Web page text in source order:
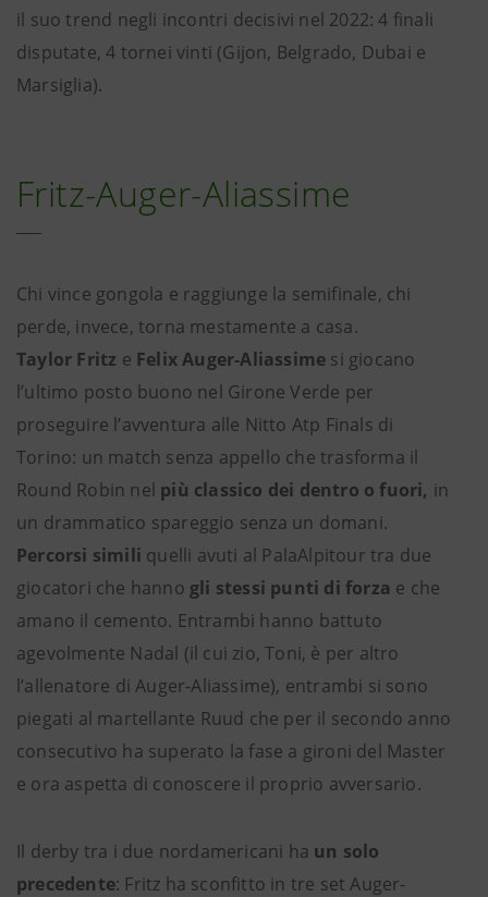
il suo trend negli incontri decisivi nel 2022: 4 finali
disputate, 4 tornei vinti (Gijon, Belgrado, Dubai e
Marsiglia).
Fritz-Auger-Aliassime
Chi vince gongola e raggiunge la semifinale, chi
perde, invece, torna mestamente a casa.
Taylor Fritz e Felix Auger-Aliassime si giocano
l’ultimo posto buono nel Girone Verde per
proseguire l’avventura alle Nitto Atp Finals di
Torino: un match senza appello che trasforma il
Round Robin nel più classico dei dentro o fuori, in
un drammatico spareggio senza un domani.
Percorsi simili quelli avuti al PalaAlpitour tra due
giocatori che hanno gli stessi punti di forza e che
amano il cemento. Entrambi hanno battuto
agevolmente Nadal (il cui zio, Toni, è per altro
l’allenatore di Auger-Aliassime), entrambi si sono
piegati al martellante Ruud che per il secondo anno
consecutivo ha superato la fase a gironi del Master
e ora aspetta di conoscere il proprio avversario.
Il derby tra i due nordamericani ha un solo
precedente: Fritz ha sconfitto in tre set Auger-